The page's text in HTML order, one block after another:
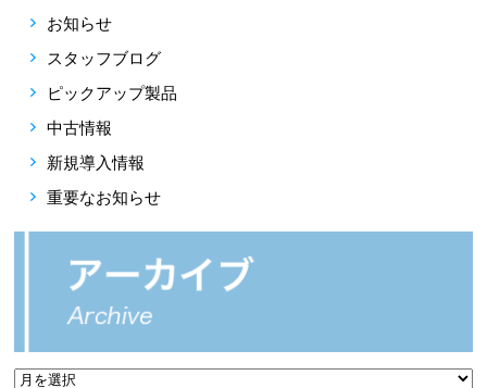
お知らせ
スタッフブログ
ピックアップ製品
中古情報
新規導入情報
重要なお知らせ